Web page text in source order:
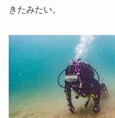
きたみたい。